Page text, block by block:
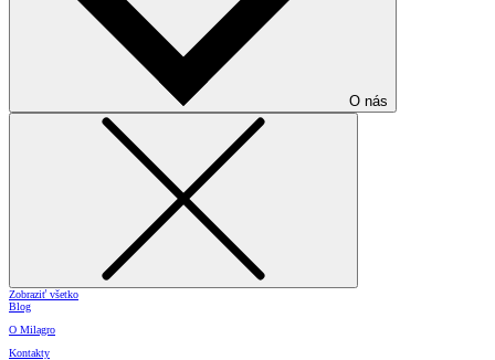
O nás
Zobraziť všetko
Blog
O Milagro
Kontakty